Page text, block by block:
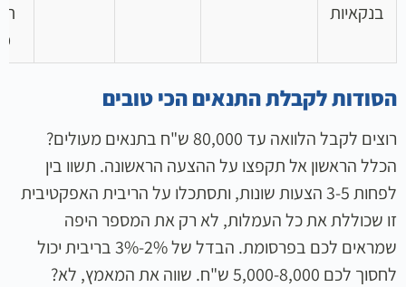
בנקאיות
הסודות לקבלת התנאים הכי טובים
רוצים לקבל הלוואה עד 80,000 ש"ח בתנאים מעולים?
הכלל הראשון אל תקפצו על ההצעה הראשונה. תשוו בין
לפחות 3-5 הצעות שונות, ותסתכלו על הריבית האפקטיבית
זו שכוללת את כל העמלות, לא רק את המספר היפה
שמראים לכם בפרסומת. הבדל של 2%-3% בריבית יכול
לחסוך לכם 5,000-8,000 ש"ח. שווה את המאמץ, לא?